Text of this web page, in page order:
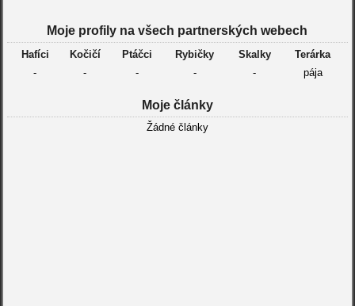
Moje profily na všech partnerských webech
Hafíci Kočičí Ptáčci Rybičky Skalky
Terárka
-
- - - - pája
Moje články
Žádné články